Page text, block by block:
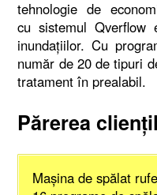
tehnologie de
cu sistemul Qverflow
inundaţiilor. Cu
număr de 20 de tipuri
tratament în prealabil.
Părerea
Maşina de spălat